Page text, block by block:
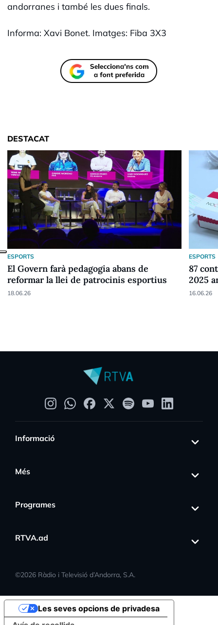
andorranes i també les dues finals.
Informa: Xavi Bonet. Imatges: Fiba 3X3
DESTACAT
ESPORTS
El Govern farà pedagogia abans de
reformar la llei de patrocinis esportius
18.06.26
ESPORTS
87
2025
16.06.26
Informació
Més
Programes
RTVA.ad
©2026 Ràdio i Televisió d’Andorra, S.A.
Les seves opcions de privadesa